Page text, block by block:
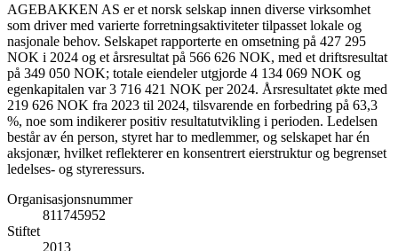
AGEBAKKEN AS er et norsk selskap innen diverse virksomhet
som driver med varierte forretningsaktiviteter tilpasset lokale og
nasjonale behov. Selskapet rapporterte en omsetning på 427 295
NOK i 2024 og et årsresultat på 566 626 NOK, med et driftsresultat
på 349 050 NOK; totale eiendeler utgjorde 4 134 069 NOK og
egenkapitalen var 3 716 421 NOK per 2024. Årsresultatet økte med
219 626 NOK fra 2023 til 2024, tilsvarende en forbedring på 63,3
%, noe som indikerer positiv resultatutvikling i perioden. Ledelsen
består av én person, styret har to medlemmer, og selskapet har én
aksjonær, hvilket reflekterer en konsentrert eierstruktur og begrenset
ledelses- og styreressurs.
Organisasjonsnummer
811745952
Stiftet
2013